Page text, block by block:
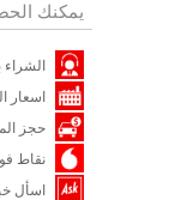
يمكنك
الشراء
اسعار
حجز
نقاط
اسأل